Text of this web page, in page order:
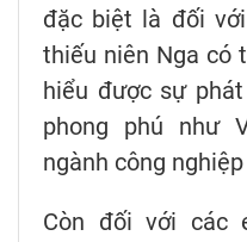
đặc biệt là đối
thiếu niên Nga có
hiểu được sự
phong phú như
ngành công
Còn đối với các